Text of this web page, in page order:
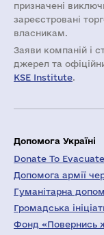
призначені
зареєстровані
власникам.
Заяви компаній i
джерел та
KSE Institute.
Допомога Україні
Donate To Evacuate
Допомога армії
Гуманітарна
Громадська
Фонд «Повернись